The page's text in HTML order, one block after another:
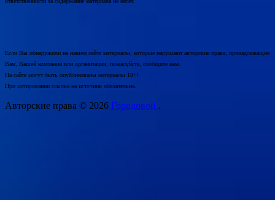
Если Вы обнаружили на нашем сайте материалы, которые нарушают авторские права, принадлежащие
Вам, Вашей компании или организации, пожалуйста, сообщите нам.
На сайте могут быть опубликованы материалы 18+!
При цитировании ссылка на источник обязательна.
Авторские права © 2026 Городовой..